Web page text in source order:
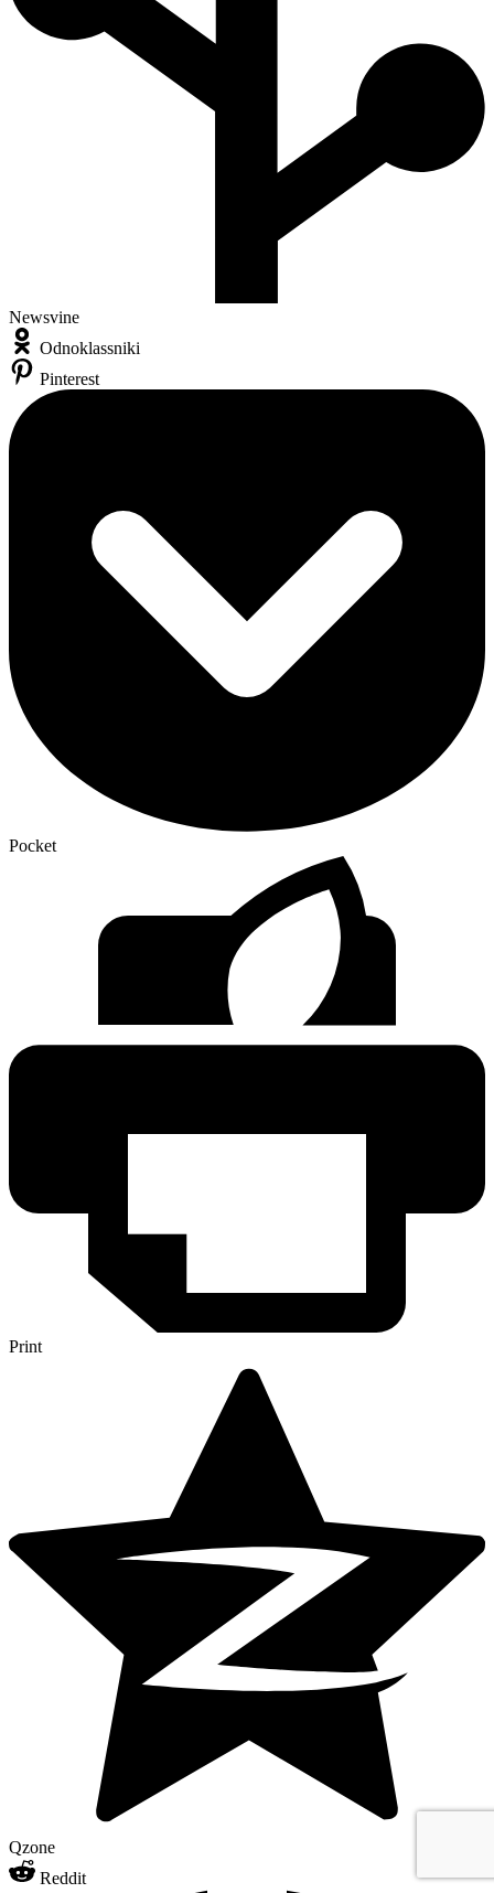
Newsvine
Odnoklassniki
Pinterest
Pocket
Print
Qzone
Reddit